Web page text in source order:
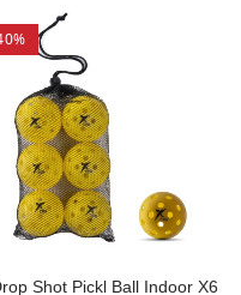
ou de votre match.
Shot Pickl Ball Indoor X6